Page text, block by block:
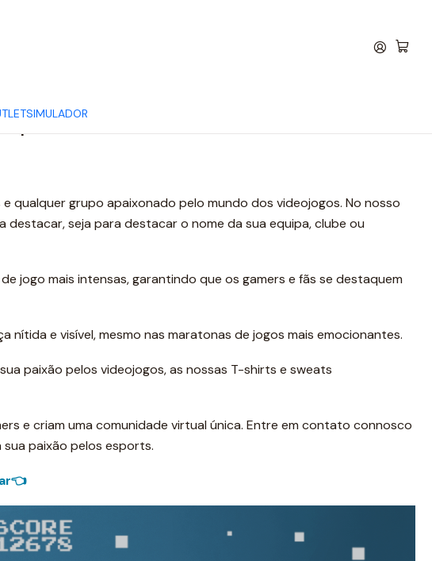
SIMULADOR
e Esports
qualquer grupo apaixonado pelo mundo dos videojogos. No nosso
seja para destacar o nome da sua equipa, clube ou
jogo mais intensas, garantindo que os gamers e fãs se destaquem
e visível, mesmo nas maratonas de jogos mais emocionantes.
paixão pelos videojogos, as nossas T-shirts e sweats
e criam uma comunidade virtual única. Entre em contato connosco
paixão pelos esports.